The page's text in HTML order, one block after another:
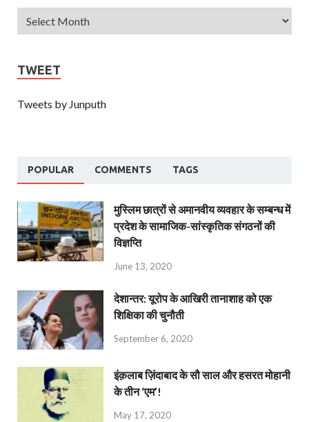
TWEET
Tweets by Junputh
POPULAR COMMENTS TAGS
मुस्लिम छात्रों से अमानवीय व्यवहार के सम्बन्ध में
प्रदेश के सामाजिक-सांस्कृतिक संगठनों की
विज्ञप्ति
June 13, 2020
देशान्‍तर: यूरोप के आखिरी तानाशाह को एक
शिक्षिका की चुनौती
September 6, 2020
इंक़लाब ज़िंदाबाद के सौ साल और हसरत मोहानी
के तीन ‘एम’!
May 17, 2020